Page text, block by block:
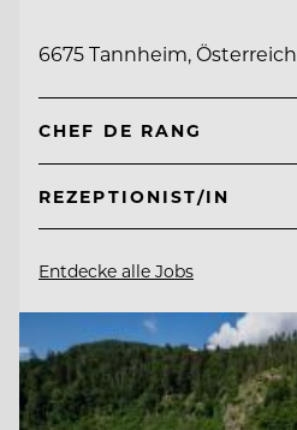
6675 Tannheim, Österreich
CHEF DE RANG
REZEPTIONIST/IN
Entdecke alle Jobs